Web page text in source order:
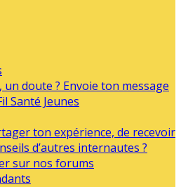
un doute ? Envoie ton message
Santé Jeunes
ton expérience, de recevoir
d’autres internautes ?
sur nos forums